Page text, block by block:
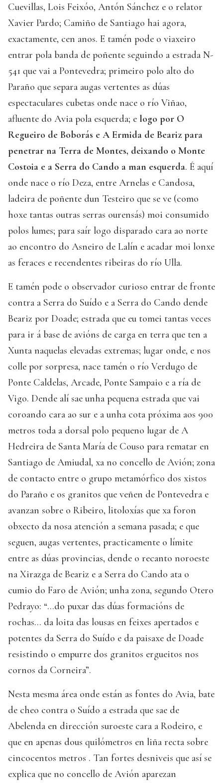
Cuevillas, Lois Feixóo, Antón Sánchez e o relator
Xavier Pardo; Camiño de Santiago hai agora,
exactamente, cen anos. E tamén pode o viaxeiro
entrar pola banda de poñente seguindo a estrada N-
541 que vai a Pontevedra; primeiro polo alto do
Paraño que separa augas vertentes as dúas
espectaculares cubetas onde nace o río Viñao,
afluente do Avia pola esquerda; e logo por O
Regueiro de Boborás e A Ermida de Beariz para
penetrar na Terra de Montes, deixando o Monte
Costoia e a Serra do Cando a man esquerda. É aquí
onde nace o río Deza, entre Arnelas e Candosa,
ladeira de poñente dun Testeiro que se ve (como
hoxe tantas outras serras ourensás) moi consumido
polos lumes; para saír logo disparado cara ao norte
ao encontro do Asneiro de Lalín e acadar moi lonxe
as feraces e recendentes ribeiras do río Ulla.
E tamén pode o observador curioso entrar de fronte
contra a Serra do Suído e a Serra do Cando dende
Beariz por Doade; estrada que eu tomei tantas veces
para ir á base de avións de carga en terra que ten a
Xunta naquelas elevadas extremas; lugar onde, e nos
colle por sorpresa, nace tamén o río Verdugo de
Ponte Caldelas, Arcade, Ponte Sampaio e a ría de
Vigo. Dende alí sae unha pequena estrada que vai
coroando cara ao sur e a unha cota próxima aos 900
metros toda a dorsal polo pequeno lugar de A
Hedreira de Santa María de Couso para rematar en
Santiago de Amiudal, xa no concello de Avión; zona
de contacto entre o grupo metamórfico dos xistos
do Paraño e os granitos que veñen de Pontevedra e
avanzan sobre o Ribeiro, litoloxías que xa foron
obxecto da nosa atención a semana pasada; e que
seguen, augas vertentes, practicamente o límite
entre as dúas provincias, dende o recanto noroeste
na Xirazga de Beariz e a Serra do Cando ata o
cumio do Faro de Avión; unha zona, segundo Otero
Pedrayo: “...do puxar das dúas formacións de
rochas... da loita das lousas en feixes apertados e
potentes da Serra do Suído e da paisaxe de Doade
resistindo o empurre dos granitos ergueitos nos
cornos da Corneira”.
Nesta mesma área onde están as fontes do Avia, bate
de cheo contra o Suído a estrada que sae de
Abelenda en dirección suroeste cara a Rodeiro, e
que en apenas dous quilómetros en liña recta sobre
cincocentos metros . Tan fortes desniveis que así se
explica que no concello de Avión aparezan